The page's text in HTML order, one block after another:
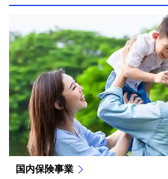
国内保険事業